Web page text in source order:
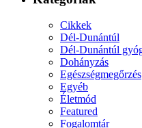
Cikkek
Dél-Dunántúl
Dél-Dunántúl
Dohányzás
Egészségmegőrzés
Egyéb
Életmód
Featured
Fogalomtár